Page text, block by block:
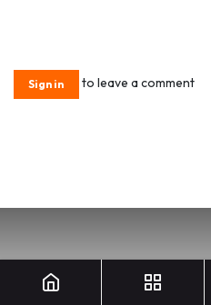
Sign in to leave a comment
Prime à la